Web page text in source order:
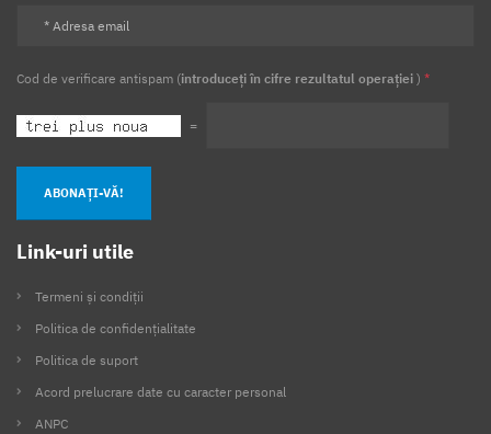
Cod de verificare antispam (introduceți în cifre rezultatul operației ) *
=
ABONAȚI-VĂ!
Link-uri utile
Termeni și condiții
Politica de confidențialitate
Politica de suport
Acord prelucrare date cu caracter personal
ANPC